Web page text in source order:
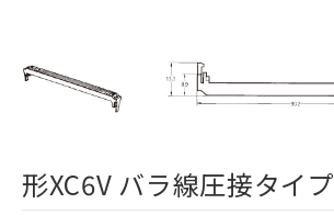
形XC6V バラ線圧接タイプ